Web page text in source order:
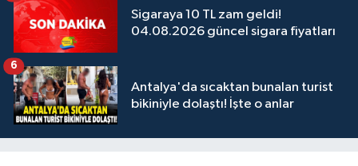
Sigaraya 10 TL zam geldi!
04.08.2026 güncel sigara fiyatları
Antalya'da sıcaktan bunalan turist
bikiniyle dolaştı! İşte o anlar
6